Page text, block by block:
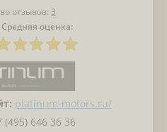
отзывов: 3
Средняя оценка:
platinum-motors.ru/
(495) 646 36 36